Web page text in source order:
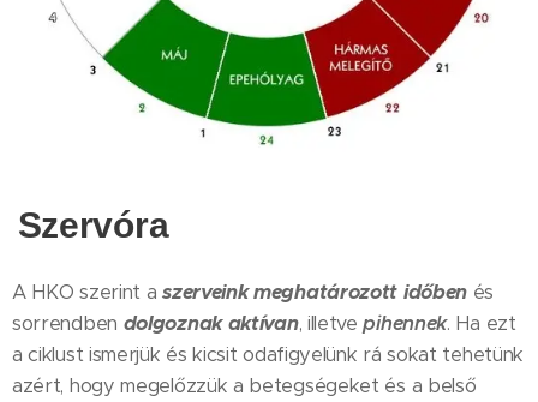
Szervóra
A HKO szerint aszerveink meghatározott időben és
sorrendben dolgoznak aktívan, illetvepihennek. Ha ezt
a ciklust ismerjük és kicsit odafigyelünk rá sokat tehetünk
azért, hogy megelőzzük a betegségeket és a belső